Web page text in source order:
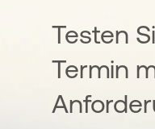
Testen
Termin